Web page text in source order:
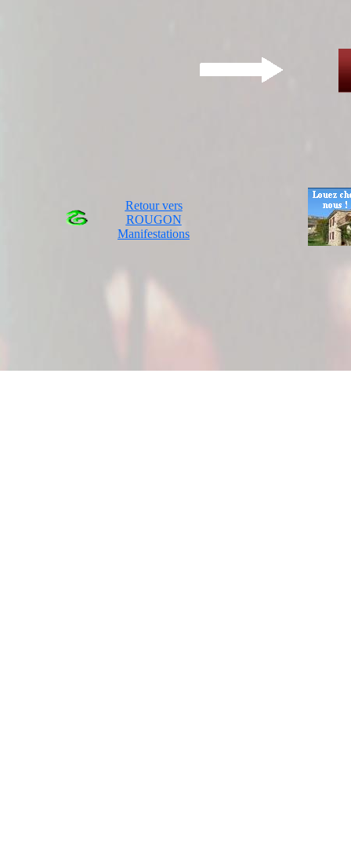
Retour vers
ROUGON
Manifestations